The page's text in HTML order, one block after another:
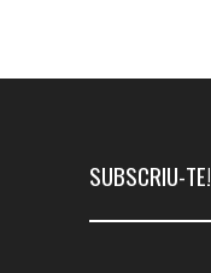
SUBSCRIU-TE!